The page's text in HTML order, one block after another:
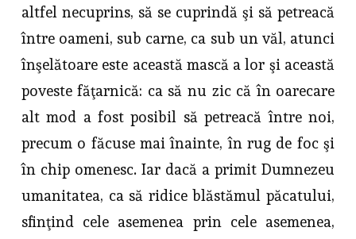
altfel necuprins, să se cuprindă şi să petreacă
între oameni, sub carne, ca sub un văl, atunci
înşelătoare este această mască a lor şi această
poveste făţarnică: ca să nu zic că în oarecare
alt mod a fost posibil să pe­treacă între noi,
precum o făcuse mai înainte, în rug de foc şi
în chip ome­nesc. Iar dacă a primit Dumnezeu
umanitatea, ca să ridice blăstămul pă­catului,
sfinţind cele asemenea prin cele asemenea,